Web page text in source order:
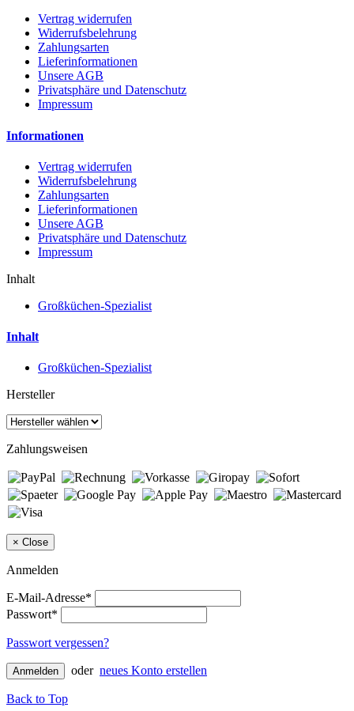
Vertrag widerrufen
Widerrufsbelehrung
Zahlungsarten
Lieferinformationen
Unsere AGB
Privatsphäre und Datenschutz
Impressum
Informationen
Vertrag widerrufen
Widerrufsbelehrung
Zahlungsarten
Lieferinformationen
Unsere AGB
Privatsphäre und Datenschutz
Impressum
Inhalt
Großküchen-Spezialist
Inhalt
Großküchen-Spezialist
Hersteller
Zahlungsweisen
× Close
Anmelden
E-Mail-Adresse*
Passwort*
Passwort vergessen?
Anmelden oder neues Konto erstellen
Back to Top